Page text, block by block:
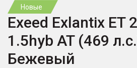
Новые
Exeed Exlantix ET
1.5hyb AT (469
Бежевый